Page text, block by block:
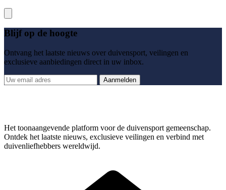
Blijf op de hoogte
Ontvang het laatste nieuws over duivensport, veilingen en
exclusieve aanbiedingen direct in uw inbox.
Aanmelden
Het toonaangevende platform voor de duivensport gemeenschap.
Ontdek het laatste nieuws, exclusieve veilingen en verbind met
duivenliefhebbers wereldwijd.